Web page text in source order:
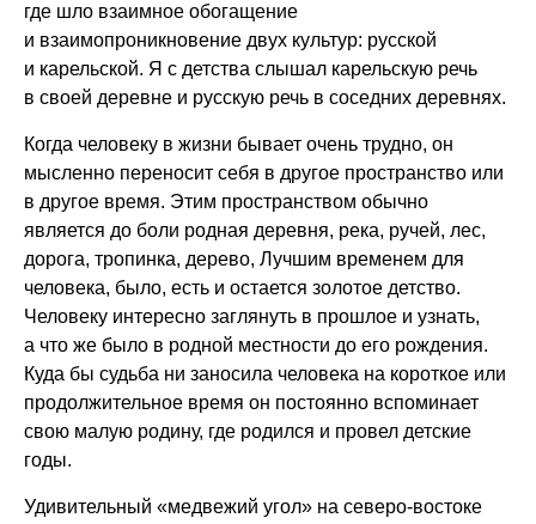
где шло взаимное обогащение
и взаимопроникновение двух культур: русской
и карельской. Я с детства слышал карельскую речь
в своей деревне и русскую речь в соседних деревнях.
Когда человеку в жизни бывает очень трудно, он
мысленно переносит себя в другое пространство или
в другое время. Этим пространством обычно
является до боли родная деревня, река, ручей, лес,
дорога, тропинка, дерево, Лучшим временем для
человека, было, есть и остается золотое детство.
Человеку интересно заглянуть в прошлое и узнать,
а что же было в родной местности до его рождения.
Куда бы судьба ни заносила человека на короткое или
продолжительное время он постоянно вспоминает
свою малую родину, где родился и провел детские
годы.
Удивительный «медвежий угол» на северо-востоке